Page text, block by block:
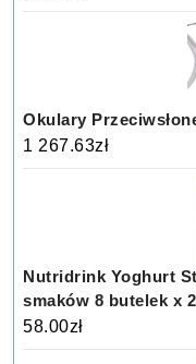
Okulary
1 267.63zł
Nutridrink Yoghurt
smaków 8 butelek x
58.00zł